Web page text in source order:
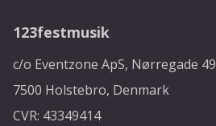
123festmusik
c/o Eventzone ApS, Nørregade 49
7500 Holstebro, Denmark
CVR: 43349414